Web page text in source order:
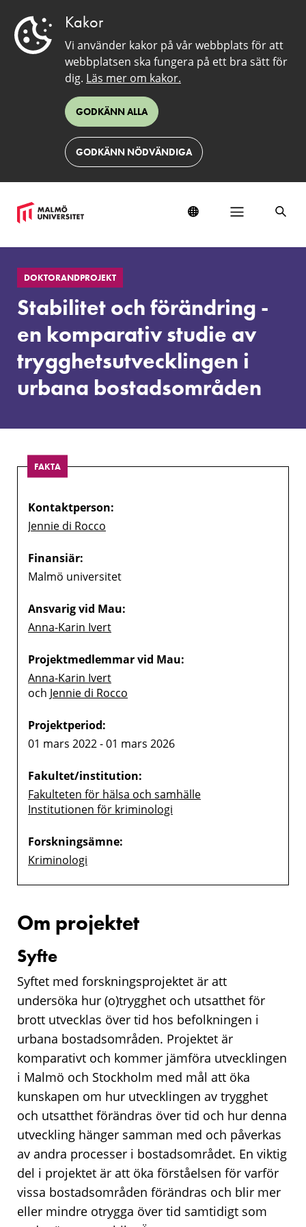
Kakor
Vi använder kakor på vår webbplats för att
webbplatsen ska fungera på ett bra sätt för
dig. Läs mer om kakor.
GODKÄNN ALLA
GODKÄNN NÖDVÄNDIGA
Stabilitet
och
förändring
komparativ
studie
trygghetsutvecklingen
DOKTORANDPROJEKT
Stabilitet och förändring -
en komparativ studie av
trygghetsutvecklingen i
urbana bostadsområden
FAKTA
Kontaktperson:
Jennie di Rocco
Finansiär:
Malmö universitet
Ansvarig vid Mau:
Anna-Karin Ivert
Projektmedlemmar vid Mau:
Anna-Karin Ivert
och Jennie di Rocco
Projektperiod:
01 mars 2022 - 01 mars 2026
Fakultet/institution:
Fakulteten för hälsa och samhälle
Institutionen för kriminologi
Forskningsämne:
Kriminologi
Om projektet
Syfte
Syftet med forskningsprojektet är att
undersöka hur (o)trygghet och utsatthet för
brott utvecklas över tid hos befolkningen i
urbana bostadsområden. Projektet är
komparativt och kommer jämföra utvecklingen
i Malmö och Stockholm med mål att öka
kunskapen om hur utvecklingen av trygghet
och utsatthet förändras över tid och hur denna
utveckling hänger samman med och påverkas
av andra processer i bostadsområdet. En viktig
del i projektet är att öka förståelsen för varför
vissa bostadsområden förändras och blir mer
eller mindre otrygga över tid samtidigt som